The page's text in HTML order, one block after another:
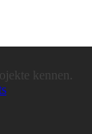
kennen.